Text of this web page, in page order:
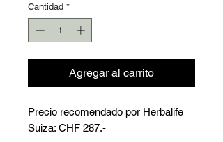
Cantidad *
Agregar al carrito
Precio recomendado por Herbalife
Suiza: CHF 287.-